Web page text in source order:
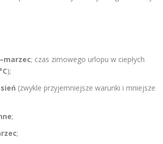
; czas zimowego urlopu w ciepłych
);
(zwykle przyjemniejsze warunki i mniejsze
;
;